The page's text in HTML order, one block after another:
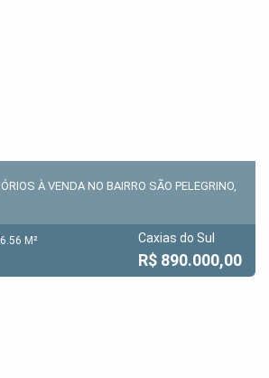
À VENDA NO BAIRRO SÃO PELEGRINO,
M² Caxias do Sul
R$ 890.000,00